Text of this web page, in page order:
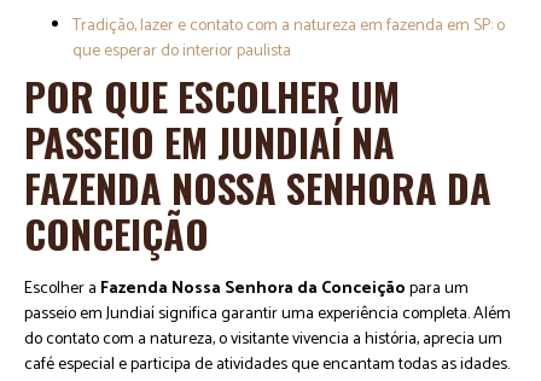
Tradição, lazer e contato com a natureza em fazenda em SP: o
que esperar do interior paulista
POR QUE ESCOLHER UM
PASSEIO EM JUNDIAÍ NA
FAZENDA NOSSA SENHORA DA
CONCEIÇÃO
Escolher a Fazenda Nossa Senhora da Conceiçãopara um
passeio em Jundiaí significa garantir uma experiência completa. Além
do contato com a natureza, o visitante vivencia a história, aprecia um
café especial e participa de atividades que encantam todas as idades.